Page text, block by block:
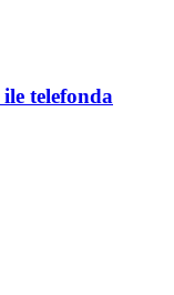
telefonda